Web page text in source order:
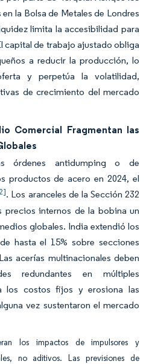
la Bolsa de Metales de Londres
limita la accesibilidad para
capital de trabajo ajustado obliga
a reducir la producción, lo
y perpetúa la volatilidad,
de crecimiento del mercado
Comercial Fragmentan las
órdenes antidumping o de
productos de acero en 2024, el
. Los aranceles de la Sección 232
precios internos de la bobina un
globales. India extendió los
hasta el 15% sobre secciones
acerías multinacionales deben
redundantes en múltiples
los costos fijos y erosiona las
vez sustentaron el mercado
los impactos de impulsores y
no aditivos. Las previsiones de